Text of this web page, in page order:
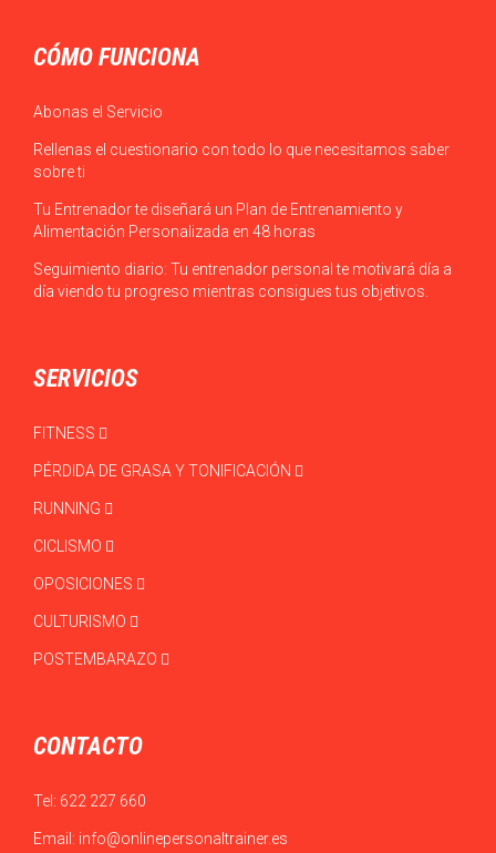
CÓMO FUNCIONA
Abonas el Servicio
Rellenas el cuestionario con todo lo que necesitamos saber
sobre ti
Tu Entrenador te diseñará un Plan de Entrenamiento y
Alimentación Personalizada en 48 horas
Seguimiento diario: Tu entrenador personal te motivará día a
día viendo tu progreso mientras consigues tus objetivos.
SERVICIOS
FITNESS
PÉRDIDA DE GRASA Y TONIFICACIÓN
RUNNING
CICLISMO
OPOSICIONES
CULTURISMO
POSTEMBARAZO
CONTACTO
Tel: 622 227 660
Email: info@onlinepersonaltrainer.es